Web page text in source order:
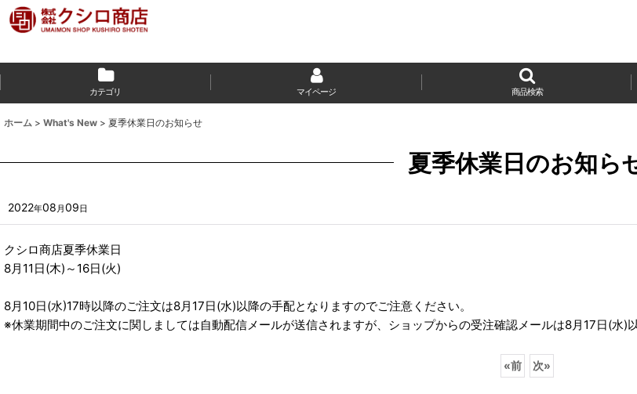
カテゴリ マイページ 商品検索
ホーム > What's New > 夏季休業日のお知らせ
夏季休業日のお知ら
2022年08 月09日
クシロ商店夏季休業日
8月11日(木)～16日(火)
8月10日(水)17時以降のご注文は8月17日(水)以降の手配となりますのでご注意ください。
※休業期間中のご注文に関しましては自動配信メールが送信されますが、ショップからの受注確認メールは8月17日(水)
«前 次»